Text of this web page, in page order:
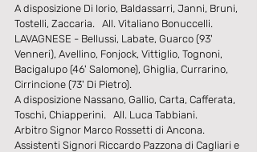
A disposizione Di Iorio, Baldassarri, Janni, Bruni,
Tostelli, Zaccaria.   All. Vitaliano Bonuccelli.
LAVAGNESE - Bellussi, Labate, Guarco (93'
Venneri), Avellino, Fonjock, Vittiglio, Tognoni,
Bacigalupo (46' Salomone), Ghiglia, Currarino,
Cirrincione (73' Di Pietro).
A disposizione Nassano, Gallio, Carta, Cafferata,
Toschi, Chiapperini.   All. Luca Tabbiani.
Arbitro Signor Marco Rossetti di Ancona.
Assistenti Signori Riccardo Pazzona di Cagliari e